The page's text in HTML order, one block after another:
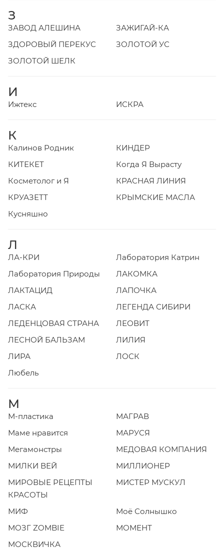
З
ЗАВОД АЛЕШИНА
ЗАЖИГАЙ-КА
ЗДОРОВЫЙ ПЕРЕКУС
ЗОЛОТОЙ УС
ЗОЛОТОЙ ШЕЛК
И
Ижтекс ИСКРА
К
Калинов Родник
КИНДЕР
КИТЕКЕТ
Когда Я Вырасту
Косметолог и Я
КРАСНАЯ ЛИНИЯ
КРУАЗЕТТ
КРЫМСКИЕ МАСЛА
Кусняшно
Л
ЛА-КРИ
Лаборатория Катрин
Лаборатория Природы
ЛАКОМКА
ЛАКТАЦИД
ЛАПОЧКА
ЛАСКА
ЛЕГЕНДА СИБИРИ
ЛЕДЕНЦОВАЯ СТРАНА
ЛЕОВИТ
ЛЕСНОЙ БАЛЬЗАМ
ЛИЛИЯ
ЛИРА
ЛОСК
Любель
М
М-пластика
МАГРАВ
Маме нравится
МАРУСЯ
Мегамонстры
МЕДОВАЯ КОМПАНИЯ
МИЛКИ ВЕЙ
МИЛЛИОНЕР
МИРОВЫЕ РЕЦЕПТЫ
КРАСОТЫ
МИСТЕР МУСКУЛ
МИФ
Моё Солнышко
МОЗГ ZOMBIE
МОМЕНТ
МОСКВИЧКА